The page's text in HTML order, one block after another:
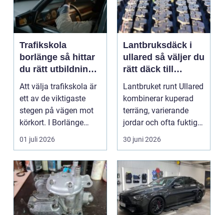
Trafikskola
borlänge så hittar
du rätt utbildning
till körkortet
Att välja trafikskola är
ett av de viktigaste
stegen på vägen mot
körkort. I Borlänge
finns flera al...
01 juli 2026
Lantbruksdäck i
ullared så väljer du
rätt däck till
gårdens maskiner
Lantbruket runt Ullared
kombinerar kuperad
terräng, varierande
jordar och ofta fuktigt
väder. Valet ...
30 juni 2026